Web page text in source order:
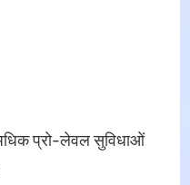
प्रो-लेवल सुविधाओं